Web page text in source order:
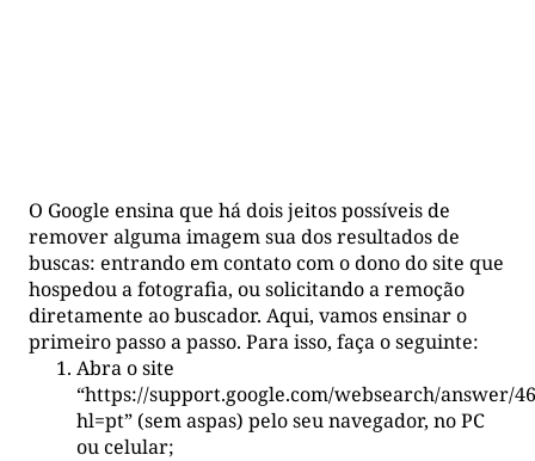
O Google ensina que há dois jeitos possíveis de
remover alguma imagem sua dos resultados de
buscas: entrando em contato com o dono do site que
hospedou a fotografia, ou solicitando a remoção
diretamente ao buscador. Aqui, vamos ensinar o
primeiro passo a passo. Para isso, faça o seguinte:
Abra o site
“https://support.google.com/websearch/answer/
hl=pt” (sem aspas) pelo seu navegador, no PC
ou celular;